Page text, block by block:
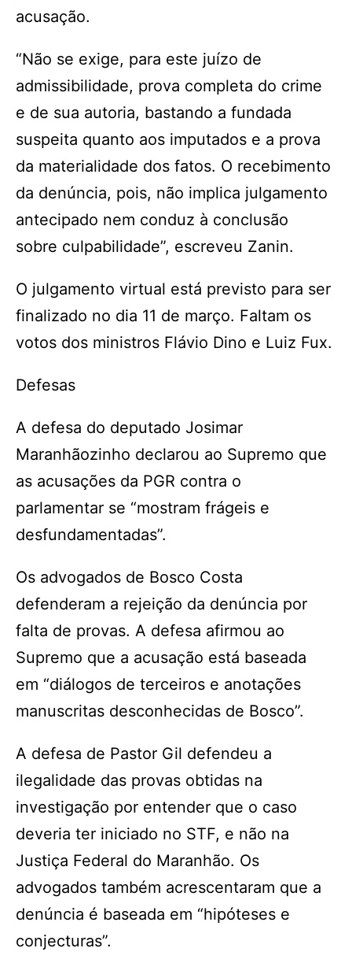
acusação.
“Não se exige, para este juízo de
admissibilidade, prova completa do crime
e de sua autoria, bastando a fundada
suspeita quanto aos imputados e a prova
da materialidade dos fatos. O recebimento
da denúncia, pois, não implica julgamento
antecipado nem conduz à conclusão
sobre culpabilidade”, escreveu Zanin.
O julgamento virtual está previsto para ser
finalizado no dia 11 de março. Faltam os
votos dos ministros Flávio Dino e Luiz Fux.
Defesas
A defesa do deputado Josimar
Maranhãozinho declarou ao Supremo que
as acusações da PGR contra o
parlamentar se “mostram frágeis e
desfundamentadas”.
Os advogados de Bosco Costa
defenderam a rejeição da denúncia por
falta de provas. A defesa afirmou ao
Supremo que a acusação está baseada
em “diálogos de terceiros e anotações
manuscritas desconhecidas de Bosco”.
A defesa de Pastor Gil defendeu a
ilegalidade das provas obtidas na
investigação por entender que o caso
deveria ter iniciado no STF, e não na
Justiça Federal do Maranhão. Os
advogados também acrescentaram que a
denúncia é baseada em “hipóteses e
conjecturas”.